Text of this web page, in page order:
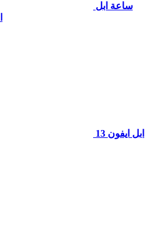
ساعة ابل
ابل ايفون 13